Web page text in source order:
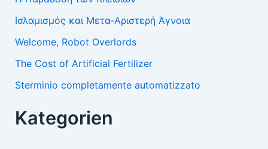
Ισλαμισμός και Μετα-Αριστερή Άγνοια
Welcome, Robot Overlords
The Cost of Artificial Fertilizer
Sterminio completamente automatizzato
Kategorien